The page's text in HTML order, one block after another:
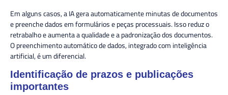
Em alguns casos, a IA gera automaticamente minutas de documentos
e preenche dados em formulários e peças processuais. Isso reduz o
retrabalho e aumenta a qualidade e a padronização dos documentos.
O preenchimento automático de dados, integrado com inteligência
artificial, é um diferencial.
Identificação de prazos e publicações
importantes